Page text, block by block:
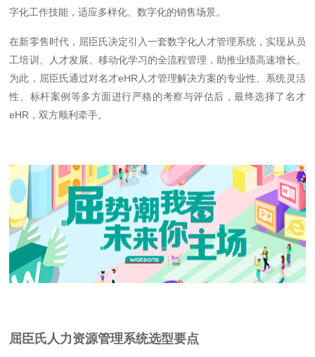
字化工作技能，适应多样化、数字化的销售场景。
在新零售时代，屈臣氏决定引入一套数字化人才管理系统，实现从员
工培训、人才发展、移动化学习的全流程管理，助推业绩高速增长。
为此，屈臣氏通过对名才eHR人才管理解决方案的专业性、系统灵活
性、标杆案例等多方面进行严格的考察与评估后，最终选择了名才
eHR，双方顺利牵手。
屈臣氏人力资源管理系统选型要点